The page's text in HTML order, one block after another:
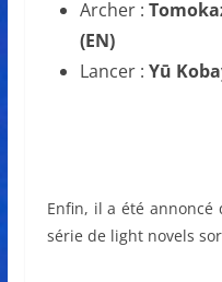
Archer :
(EN)
Lancer : Yū
Enfin, il a été annoncé
série de light novels